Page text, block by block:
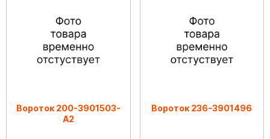
Вороток 200-3901503-
А2
Вороток 236-3901496